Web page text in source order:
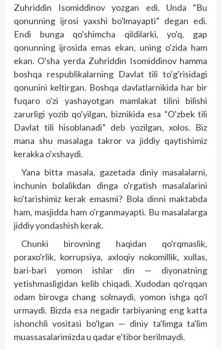
Zuhriddin Isomiddinov yozgan edi. Unda “Bu
qonunning ijrosi yaxshi bo'lmayapti” degan edi.
Endi bunga qo'shimcha qildilarki, yo'q, gap
qonunning ijrosida emas ekan, uning o'zida ham
ekan. O'sha yerda Zuhriddin Isomiddinov hamma
boshqa respublikalarning Davlat tili to'g'risidagi
qonunini keltirgan. Boshqa davlatlarnikida har bir
fuqaro o'zi yashayotgan mamlakat tilini bilishi
zarurligi yozib qo'yilgan, biznikida esa “O'zbek tili
Davlat tili hisoblanadi” deb yozilgan, xolos. Biz
mana shu masalaga takror va jiddiy qaytishimiz
kerakka o'xshaydi.
Yana bitta masala, gazetada diniy masalalarni,
inchunin bolalikdan dinga o'rgatish masalalarini
ko'tarishimiz kerak emasmi? Bola dinni maktabda
ham, masjidda ham o'rganmayapti. Bu masalalarga
jiddiy yondashish kerak.
Chunki birovning haqidan qo'rqmaslik,
poraxo'rlik, korrupsiya, axloqiy nokomillik, xullas,
bari-bari yomon ishlar din — diyonatning
yetishmasligidan kelib chiqadi. Xudodan qo'rqqan
odam birovga chang solmaydi, yomon ishga qo'l
urmaydi. Bizda esa negadir tarbiyaning eng katta
ishonchli vositasi bo'lgan — diniy ta'limga ta'lim
muassasalarimizda u qadar e'tibor berilmaydi.